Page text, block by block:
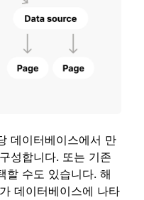
데이터베이스에서 만
성합니다. 또는 기존
할 수도 있습니다. 해
데이터베이스에 나타